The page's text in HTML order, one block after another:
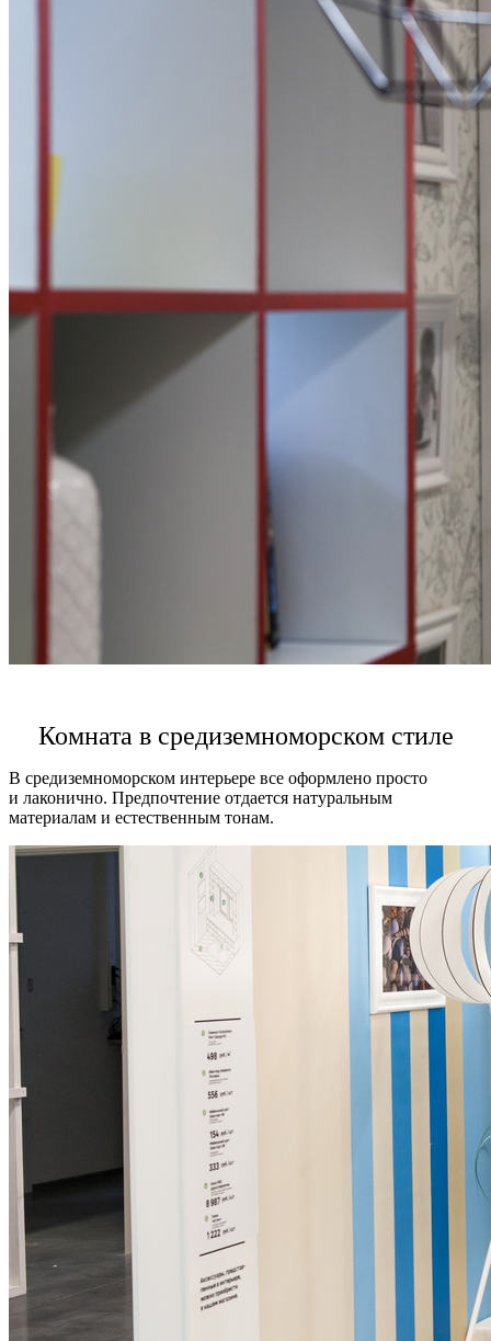
Комната в средиземноморском стиле
В средиземноморском интерьере все оформлено просто
и лаконично. Предпочтение отдается натуральным
материалам и естественным тонам.